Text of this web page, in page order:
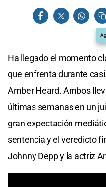
Ha llegado el momento
que enfrenta durante
Amber Heard. Ambos
últimas semanas en un
gran expectación
sentencia y el veredicto
Johnny Depp y la actriz